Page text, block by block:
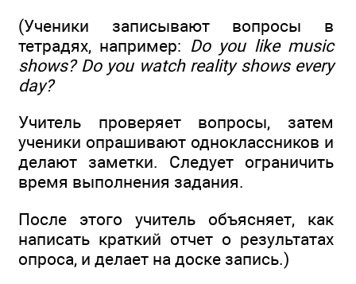
(Ученики записывают вопросы в
тетрадях, например: Do you like music
shows? Do you watch reality shows every
day?
Учитель проверяет вопросы, затем
ученики опрашивают одноклассников и
делают заметки. Следует ограничить
время выполнения задания.
После этого учитель объясняет, как
написать краткий отчет о результатах
опроса, и делает на доске запись.)